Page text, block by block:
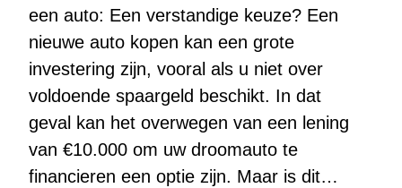
een auto: Een verstandige keuze? Een
nieuwe auto kopen kan een grote
investering zijn, vooral als u niet over
voldoende spaargeld beschikt. In dat
geval kan het overwegen van een lening
van €10.000 om uw droomauto te
financieren een optie zijn. Maar is dit…